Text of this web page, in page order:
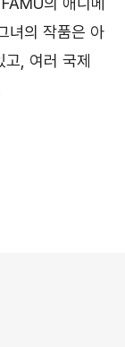
녀의 작품은 아
고, 여러 국제